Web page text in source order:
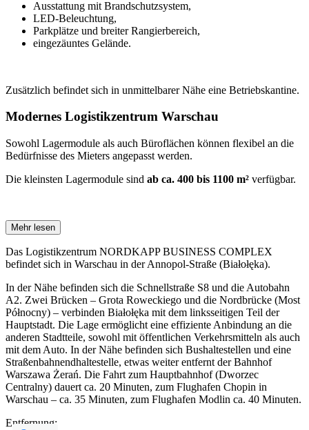
Ausstattung mit Brandschutzsystem,
LED-Beleuchtung,
Parkplätze und breiter Rangierbereich,
eingezäuntes Gelände.
Zusätzlich befindet sich in unmittelbarer Nähe eine Betriebskantine.
Modernes Logistikzentrum Warschau
Sowohl Lagermodule als auch Büroflächen können flexibel an die
Bedürfnisse des Mieters angepasst werden.
Die kleinsten Lagermodule sind ab ca. 400 bis 1100 m² verfügbar.
Mehr lesen
Das Logistikzentrum NORDKAPP BUSINESS COMPLEX
befindet sich in Warschau in der Annopol-Straße (Białołęka).
In der Nähe befinden sich die Schnellstraße S8 und die Autobahn
A2. Zwei Brücken – Grota Roweckiego und die Nordbrücke (Most
Północny) – verbinden Białołęka mit dem linksseitigen Teil der
Hauptstadt. Die Lage ermöglicht eine effiziente Anbindung an die
anderen Stadtteile, sowohl mit öffentlichen Verkehrsmitteln als auch
mit dem Auto. In der Nähe befinden sich Bushaltestellen und eine
Straßenbahnendhaltestelle, etwas weiter entfernt der Bahnhof
Warszawa Żerań. Die Fahrt zum Hauptbahnhof (Dworzec
Centralny) dauert ca. 20 Minuten, zum Flughafen Chopin in
Warschau – ca. 35 Minuten, zum Flughafen Modlin ca. 40 Minuten.
Entfernung: